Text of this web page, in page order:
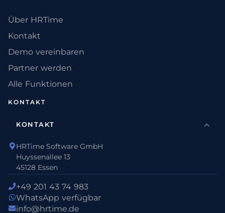
Über HRTime
Kontakt
Demo vereinbaren
Partner werden
Alle Funktionen
KONTAKT
KONTAKT
HRTime Software GmbH
Huyssenallee 13
45128 Essen
+49 201 43 74 983
WhatsApp verfügbar
info@hrtime.de